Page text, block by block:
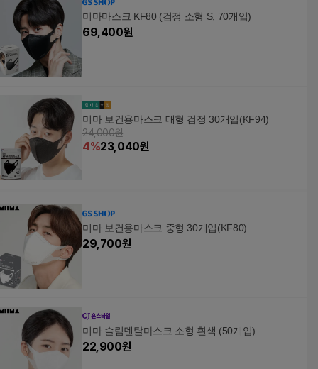
미마마스크 KF80 (검정 소형 S, 70개입)
69,400원
미마 보건용마스크 대형 검정 30개입(KF94)
24,000원
4%23,040원
미마 보건용마스크 중형 30개입(KF80)
29,700원
미마 슬림덴탈마스크 소형 흰색 (50개입)
22,900원